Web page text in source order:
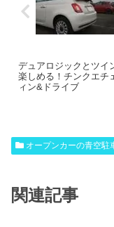
デュアロジックとツイ
楽しめる！チンクエチ
ィン&ドライブ
オープンカーの青空駐
関連記事